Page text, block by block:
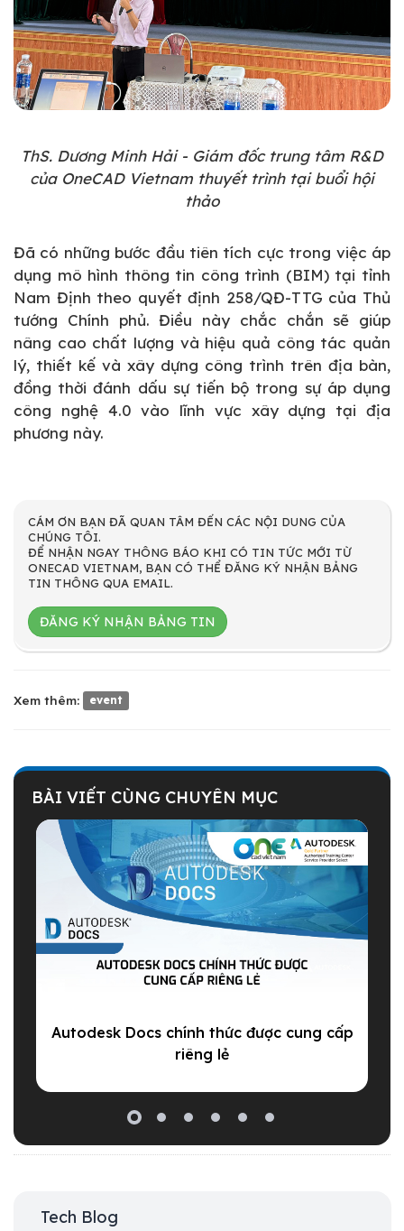
ThS. Dương Minh Hải - Giám đốc trung tâm R&D
của OneCAD Vietnam thuyết trình tại buổi hội
thảo
Đã có những bước đầu tiên tích cực trong việc áp
dụng mô hình thông tin công trình (BIM) tại tỉnh
Nam Định theo quyết định 258/QĐ-TTG của Thủ
tướng Chính phủ. Điều này chắc chắn sẽ giúp
nâng cao chất lượng và hiệu quả công tác quản
lý, thiết kế và xây dựng công trình trên địa bàn,
đồng thời đánh dấu sự tiến bộ trong sự áp dụng
công nghệ 4.0 vào lĩnh vực xây dựng tại địa
phương này.
CÁM ƠN BẠN ĐÃ QUAN TÂM ĐẾN CÁC NỘI DUNG CỦA
CHÚNG TÔI.
ĐỂ NHẬN NGAY THÔNG BÁO KHI CÓ TIN TỨC MỚI TỪ
ONECAD VIETNAM, BẠN CÓ THỂ ĐĂNG KÝ NHẬN BẢNG
TIN THÔNG QUA EMAIL.
ĐĂNG KÝ NHẬN BẢNG TIN
Xem thêm: event
BÀI VIẾT CÙNG CHUYÊN MỤC
Autodesk Docs chính thức được cung cấp
riêng lẻ
Tech Blog